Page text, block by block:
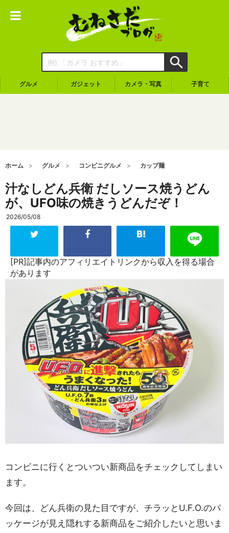
グルメ ガジェット カメラ・写真 子育て
ホーム グルメ コンビニグルメ カップ麺
汁なしどん兵衛 だしソース焼うどん
が、UFO味の焼きうどんだぞ！
2026/05/08
[PR]記事内のアフィリエイトリンクから収入を得る場合
があります
コンビニに行くとついつい新商品をチェックしてしまい
ます。
今回は、どん兵衛の見た目ですが、チラッとU.F.O.のパ
ッケージが見え隠れする新商品をご紹介したいと思いま